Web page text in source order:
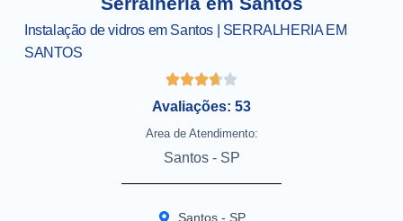
Instalação de vidros em Santos | SERRALHERIA EM
SANTOS
Avaliações: 53
Area de Atendimento:
Santos - SP
Santos - SP